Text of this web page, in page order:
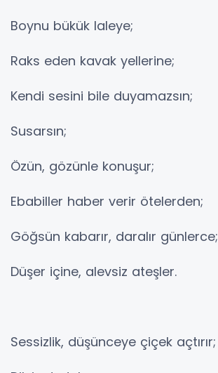
Boynu bükük laleye;
Raks eden kavak yellerine;
Kendi sesini bile duyamazsın;
Susarsın;
Özün, gözünle konuşur;
Ebabiller haber verir ötelerden;
Göğsün kabarır, daralır günlerce;
Düşer içine, alevsiz ateşler.
Sessizlik, düşünceye çiçek açtırır;